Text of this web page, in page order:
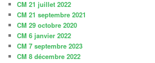
CM 21 juillet 2022
CM 21 septembre 2021
CM 29 octobre 2020
CM 6 janvier 2022
CM 7 septembre 2023
CM 8 décembre 2022